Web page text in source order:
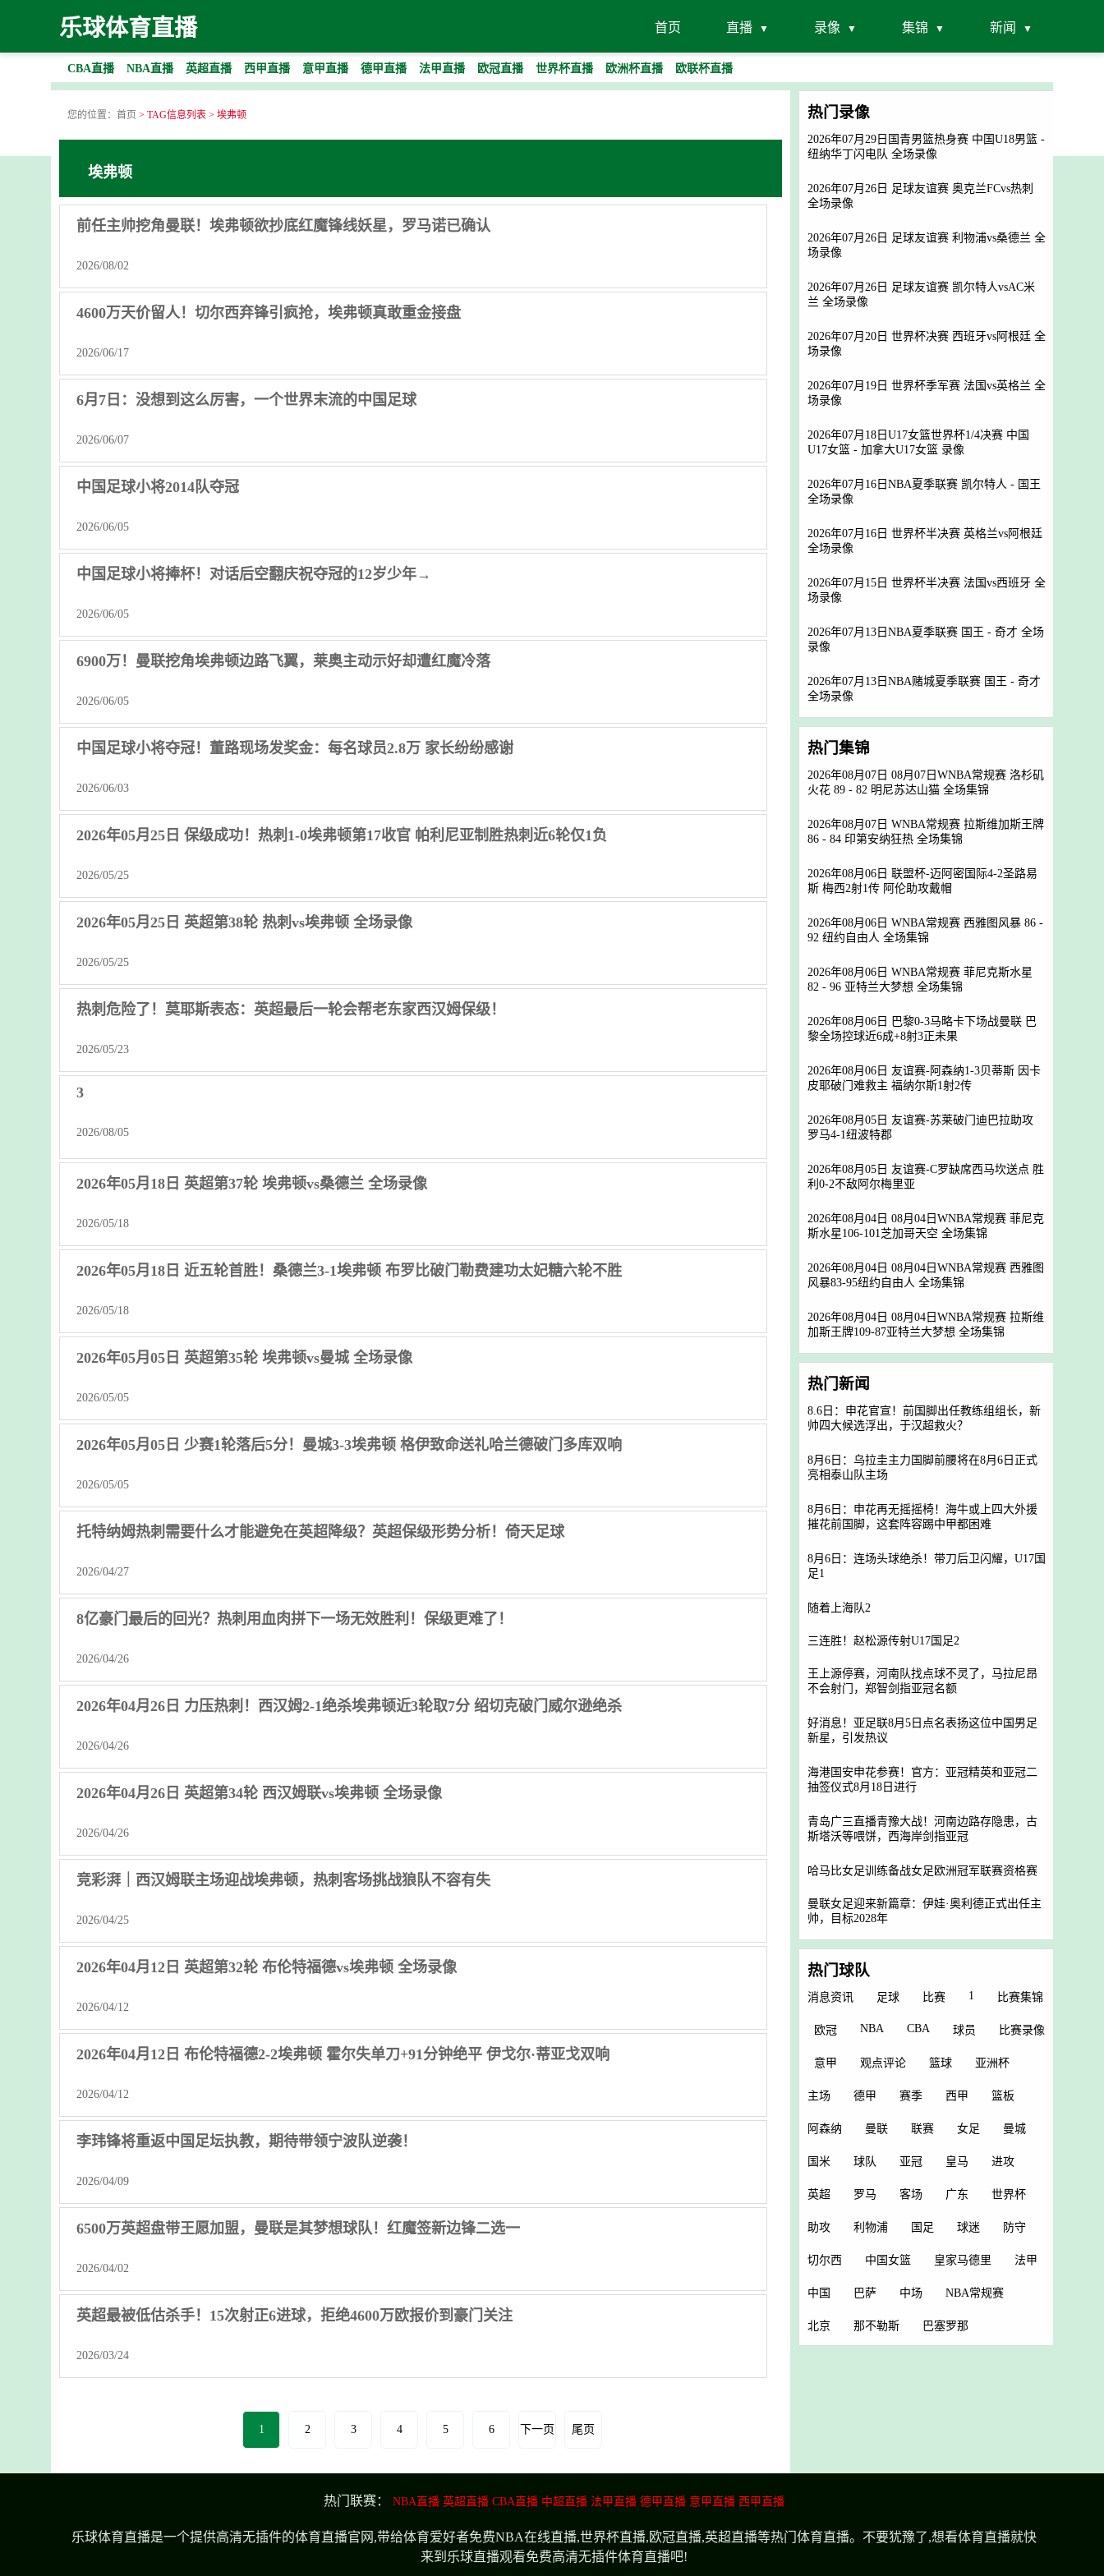
乐球体育直播 首页 直播 录像 集锦 新闻
CBA直播 NBA直播 英超直播 西甲直播 意甲直播 德甲直播 法甲直播 欧冠直播 世界杯直播 欧洲杯直播 欧联杯直播
您的位置： 首页 > TAG信息列表 > 埃弗顿
埃弗顿
前任主帅挖角曼联！埃弗顿欲抄底红魔锋线妖星，罗马诺已确认
2026/08/02
4600万天价留人！切尔西弃锋引疯抢，埃弗顿真敢重金接盘
2026/06/17
6月7日：没想到这么厉害，一个世界末流的中国足球
2026/06/07
中国足球小将2014队夺冠
2026/06/05
中国足球小将捧杯！对话后空翻庆祝夺冠的12岁少年→
2026/06/05
6900万！曼联挖角埃弗顿边路飞翼，莱奥主动示好却遭红魔冷落
2026/06/05
中国足球小将夺冠！董路现场发奖金：每名球员2.8万 家长纷纷感谢
2026/06/03
2026年05月25日 保级成功！热刺1-0埃弗顿第17收官 帕利尼亚制胜热刺近6轮仅1负
2026/05/25
2026年05月25日 英超第38轮 热刺vs埃弗顿 全场录像
2026/05/25
热刺危险了！莫耶斯表态：英超最后一轮会帮老东家西汉姆保级！
2026/05/23
3
2026/08/05
2026年05月18日 英超第37轮 埃弗顿vs桑德兰 全场录像
2026/05/18
2026年05月18日 近五轮首胜！桑德兰3-1埃弗顿 布罗比破门勒费建功太妃糖六轮不胜
2026/05/18
2026年05月05日 英超第35轮 埃弗顿vs曼城 全场录像
2026/05/05
2026年05月05日 少赛1轮落后5分！曼城3-3埃弗顿 格伊致命送礼哈兰德破门多库双响
2026/05/05
托特纳姆热刺需要什么才能避免在英超降级？英超保级形势分析！倚天足球
2026/04/27
8亿豪门最后的回光？热刺用血肉拼下一场无效胜利！保级更难了！
2026/04/26
2026年04月26日 力压热刺！西汉姆2-1绝杀埃弗顿近3轮取7分 绍切克破门威尔逊绝杀
2026/04/26
2026年04月26日 英超第34轮 西汉姆联vs埃弗顿 全场录像
2026/04/26
竞彩湃｜西汉姆联主场迎战埃弗顿，热刺客场挑战狼队不容有失
2026/04/25
2026年04月12日 英超第32轮 布伦特福德vs埃弗顿 全场录像
2026/04/12
2026年04月12日 布伦特福德2-2埃弗顿 霍尔失单刀+91分钟绝平 伊戈尔·蒂亚戈双响
2026/04/12
李玮锋将重返中国足坛执教，期待带领宁波队逆袭！
2026/04/09
6500万英超盘带王愿加盟，曼联是其梦想球队！红魔签新边锋二选一
2026/04/02
英超最被低估杀手！15次射正6进球，拒绝4600万欧报价到豪门关注
2026/03/24
1 2 3 4 5 6 下一页 尾页
热门录像
2026年07月29日国青男篮热身赛 中国U18男篮 -
纽纳华丁闪电队 全场录像
2026年07月26日 足球友谊赛 奥克兰FCvs热刺
全场录像
2026年07月26日 足球友谊赛 利物浦vs桑德兰 全
场录像
2026年07月26日 足球友谊赛 凯尔特人vsAC米
兰 全场录像
2026年07月20日 世界杯决赛 西班牙vs阿根廷 全
场录像
2026年07月19日 世界杯季军赛 法国vs英格兰 全
场录像
2026年07月18日U17女篮世界杯1/4决赛 中国
U17女篮 - 加拿大U17女篮 录像
2026年07月16日NBA夏季联赛 凯尔特人 - 国王
全场录像
2026年07月16日 世界杯半决赛 英格兰vs阿根廷
全场录像
2026年07月15日 世界杯半决赛 法国vs西班牙 全
场录像
2026年07月13日NBA夏季联赛 国王 - 奇才 全场
录像
2026年07月13日NBA赌城夏季联赛 国王 - 奇才
全场录像
热门集锦
2026年08月07日 08月07日WNBA常规赛 洛杉矶
火花 89 - 82 明尼苏达山猫 全场集锦
2026年08月07日 WNBA常规赛 拉斯维加斯王牌
86 - 84 印第安纳狂热 全场集锦
2026年08月06日 联盟杯-迈阿密国际4-2圣路易
斯 梅西2射1传 阿伦助攻戴帽
2026年08月06日 WNBA常规赛 西雅图风暴 86 -
92 纽约自由人 全场集锦
2026年08月06日 WNBA常规赛 菲尼克斯水星
82 - 96 亚特兰大梦想 全场集锦
2026年08月06日 巴黎0-3马略卡下场战曼联 巴
黎全场控球近6成+8射3正未果
2026年08月06日 友谊赛-阿森纳1-3贝蒂斯 因卡
皮耶破门难救主 福纳尔斯1射2传
2026年08月05日 友谊赛-苏莱破门迪巴拉助攻
罗马4-1纽波特郡
2026年08月05日 友谊赛-C罗缺席西马坎送点 胜
利0-2不敌阿尔梅里亚
2026年08月04日 08月04日WNBA常规赛 菲尼克
斯水星106-101芝加哥天空 全场集锦
2026年08月04日 08月04日WNBA常规赛 西雅图
风暴83-95纽约自由人 全场集锦
2026年08月04日 08月04日WNBA常规赛 拉斯维
加斯王牌109-87亚特兰大梦想 全场集锦
热门新闻
8.6日：申花官宣！前国脚出任教练组组长，新
帅四大候选浮出，于汉超救火？
8月6日：乌拉圭主力国脚前腰将在8月6日正式
亮相泰山队主场
8月6日：申花再无摇摇椅！海牛或上四大外援
摧花前国脚，这套阵容踢中甲都困难
8月6日：连场头球绝杀！带刀后卫闪耀，U17国
足1
随着上海队2
三连胜！赵松源传射U17国足2
王上源停赛，河南队找点球不灵了，马拉尼昂
不会射门，郑智剑指亚冠名额
好消息！亚足联8月5日点名表扬这位中国男足
新星，引发热议
海港国安申花参赛！官方：亚冠精英和亚冠二
抽签仪式8月18日进行
青岛广三直播青豫大战！河南边路存隐患，古
斯塔沃等喂饼，西海岸剑指亚冠
哈马比女足训练备战女足欧洲冠军联赛资格赛
曼联女足迎来新篇章：伊娃·奥利德正式出任主
帅，目标2028年
热门球队
消息资讯 足球 比赛 1 比赛集锦
欧冠 NBA CBA 球员 比赛录像
意甲 观点评论 篮球 亚洲杯
主场 德甲 赛季 西甲 篮板
阿森纳 曼联 联赛 女足 曼城
国米 球队 亚冠 皇马 进攻
英超 罗马 客场 广东 世界杯
助攻 利物浦 国足 球迷 防守
切尔西 中国女篮 皇家马德里 法甲
中国 巴萨 中场 NBA常规赛
北京 那不勒斯 巴塞罗那
热门联赛： NBA直播 英超直播 CBA直播 中超直播 法甲直播 德甲直播 意甲直播 西甲直播
乐球体育直播是一个提供高清无插件的体育直播官网,带给体育爱好者免费NBA在线直播,世界杯直播,欧冠直播,英超直播等热门体育直播。不要犹豫了,想看体育直播就快
来到乐球直播观看免费高清无插件体育直播吧!